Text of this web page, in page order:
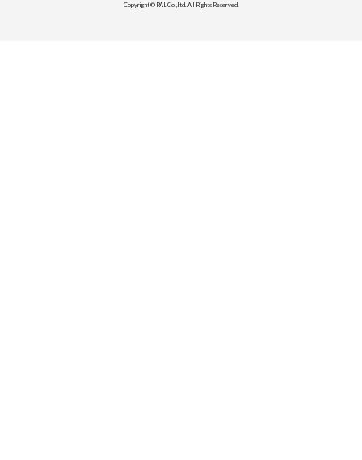
Copyright © PAL Co.,ltd. All Rights Reserved.